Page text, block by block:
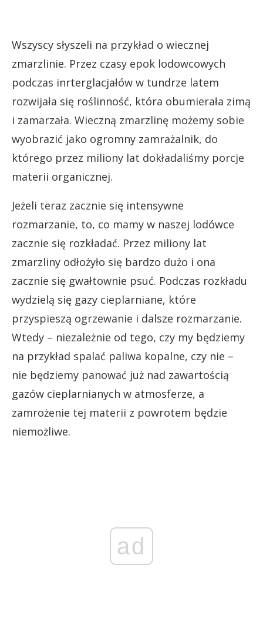
Wszyscy słyszeli na przykład o wiecznej
zmarzlinie. Przez czasy epok lodowcowych
podczas inrterglacjałów w tundrze latem
rozwijała się roślinność, która obumierała zimą
i zamarzała. Wieczną zmarzlinę możemy sobie
wyobrazić jako ogromny zamrażalnik, do
którego przez miliony lat dokładaliśmy porcje
materii organicznej.
Jeżeli teraz zacznie się intensywne
rozmarzanie, to, co mamy w naszej lodówce
zacznie się rozkładać. Przez miliony lat
zmarzliny odłożyło się bardzo dużo i ona
zacznie się gwałtownie psuć. Podczas rozkładu
wydzielą się gazy cieplarniane, które
przyspieszą ogrzewanie i dalsze rozmarzanie.
Wtedy – niezależnie od tego, czy my będziemy
na przykład spalać paliwa kopalne, czy nie –
nie będziemy panować już nad zawartością
gazów cieplarnianych w atmosferze, a
zamrożenie tej materii z powrotem będzie
niemożliwe.
ad